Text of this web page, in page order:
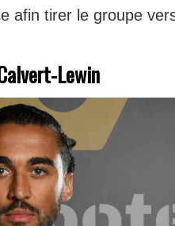
afin tirer le groupe
Lewin